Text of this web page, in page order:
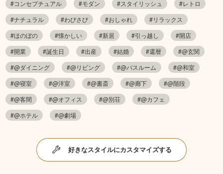
#コンセプチュアル
#モダン #スタイリッシュ
#レトロ
#ナチュラル
#わびさび #おしゃれ
#リラックス
#ほのぼの
#懐かしい #新居 #引っ越し
#開店
#開業
#誕生日 #出産 #結婚 #還暦
#@玄関
#@ダイニング
#@リビング #@バスルーム
#@和室
#@寝室
#@洋室 #@書斎 #@廊下
#@階段
#@客間
#@オフィス #@別荘
#@カフェ
#@ホテル
#@劇場
好きなスタイルにカスタマイズする